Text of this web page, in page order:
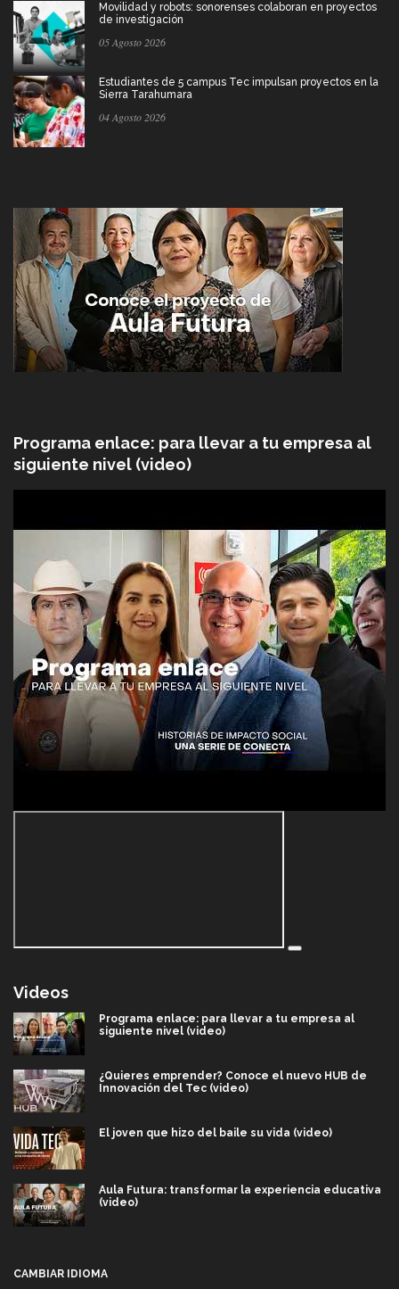
Movilidad y robots: sonorenses colaboran en proyectos
de investigación
05 Agosto 2026
Estudiantes de 5 campus Tec impulsan proyectos en la
Sierra Tarahumara
04 Agosto 2026
Programa enlace: para llevar a tu empresa al
siguiente nivel (video)
Videos
Programa enlace: para llevar a tu empresa al
siguiente nivel (video)
¿Quieres emprender? Conoce el nuevo HUB de
Innovación del Tec (video)
El joven que hizo del baile su vida (video)
Aula Futura: transformar la experiencia educativa
(video)
CAMBIAR IDIOMA